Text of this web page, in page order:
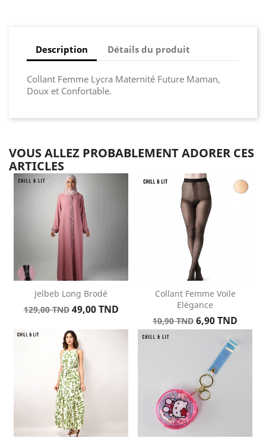
Description Détails du produit
Collant Femme Lycra Maternité Future Maman,
Doux et Confortable.
VOUS ALLEZ PROBABLEMENT ADORER CES
ARTICLES
Jelbeb Long Brodé
Prix
base
129,00 TND Prix
49,00 TND
Collant Femme Voile
Elégance
Prix
de
10,90 TND Prix
6,90 TND